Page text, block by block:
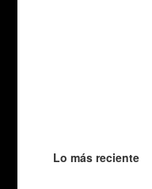
Lo más reciente